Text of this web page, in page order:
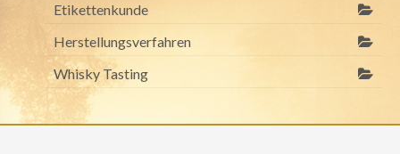
Etikettenkunde
Herstellungsverfahren
Whisky Tasting